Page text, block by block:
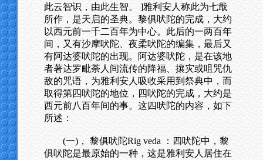
此云智识，由此生智。 ]雅利安人称此为七戢
所作，是天启的圣典。黎俱吠陀的完成，大约
以西元前一千二百年为中心。此后的一两百年
间，又有沙摩吠陀、夜柔吠陀的编集，最后又
有阿达婆吠陀的出现。阿达婆吠陀，是在该地
者著达罗毗荼人间流传的降福、攘灾或咀咒仇
敌的咒语，为雅利安人吸收采用到祭典中，而
取得第四吠陀的地位，四吠陀的完成，大约是
西元前八百年间的事。这四吠陀的内容，如下
所述：
(一)， 黎俱吠陀Rig veda ：四吠陀中，黎
俱吠陀是最原始的一种，这是雅利安人居住在